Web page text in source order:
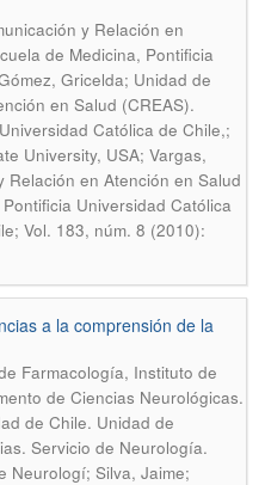
y Relación en
de Medicina, Pontificia
Gricelda; Unidad de
en Salud (CREAS).
Católica de Chile,;
University, USA; Vargas,
Relación en Atención en Salud
Universidad Católica
Vol. 183, núm. 8 (2010):
a la comprensión de la
Farmacología, Instituto de
de Ciencias Neurológicas.
de Chile. Unidad de
Servicio de Neurología.
Neurologí; Silva, Jaime;